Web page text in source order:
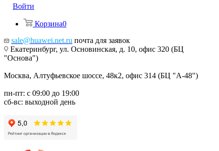
Войти
Корзина0
sale@huawei.net.ru почта для заявок
Екатеринбург, ул. Основинская, д. 10, офис 320 (БЦ
"Основа")
Москва, Алтуфьевское шоссе, 48к2, офис 314 (БЦ "А-48")
пн-пт: с 09:00 до 19:00
сб-вс: выходной день